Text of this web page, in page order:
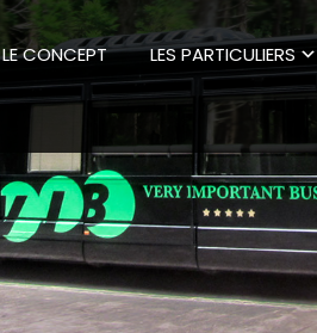
LE CONCEPT LES PARTICULIERS